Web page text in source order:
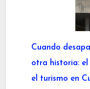
Cuando
otra historia:
el turismo en